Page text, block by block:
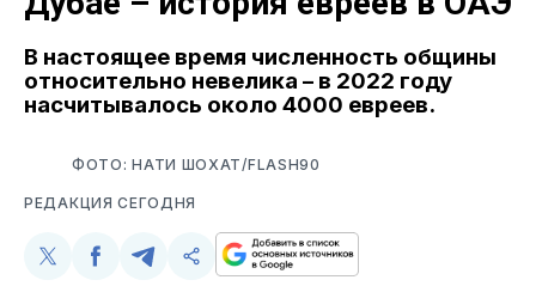
В настоящее время численность общины
относительно невелика – в 2022 году
насчитывалось около 4000 евреев.
ФОТО: НАТИ ШОХАТ/FLASH90
РЕДАКЦИЯ СЕГОДНЯ
Поделиться
Поделиться
Поделиться
Скопируйте